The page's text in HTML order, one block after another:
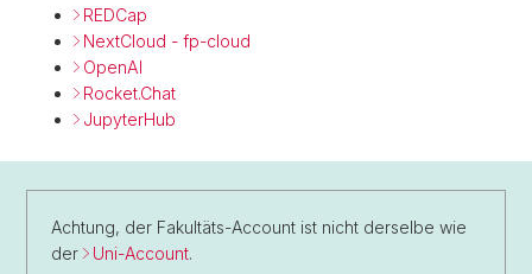
REDCap
NextCloud - fp-cloud
OpenAI
Rocket.Chat
JupyterHub
Achtung, der Fakultäts-Account ist nicht derselbe wie
der
Uni-Account.